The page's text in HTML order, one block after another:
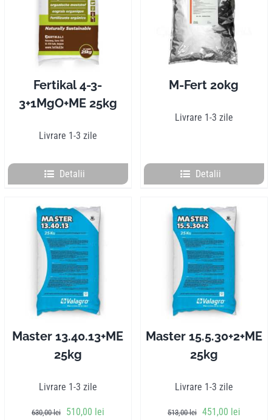
Pliante
Contact
Fertikal 4-3-
3+1MgO+ME 25kg
Livrare 1-3 zile
Detalii
M-Fert 20kg
Livrare 1-3 zile
Detalii
Master 13.40.13+ME
25kg
Livrare 1-3 zile
630,00lei
Prețul
510,00 leiPrețul
Master 15.5.30+2+ME
25kg
Livrare 1-3 zile
513,00lei
Prețul
451,00 leiPrețul